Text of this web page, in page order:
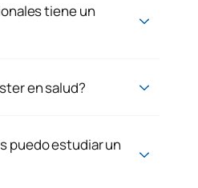
tiene un
en salud?
puedo estudiar un